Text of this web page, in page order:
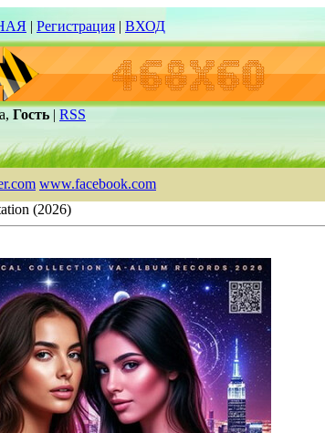
| Регистрация | ВХОД
Гость | RSS
www.facebook.com
(2026)